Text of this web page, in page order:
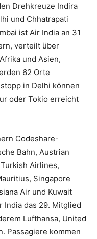
Drehkreuze Indira
und Chhatrapati
ist Air India an 31
verteilt über
und Asien,
62 Orte
in Delhi können
oder Tokio erreicht
Codeshare-
Bahn, Austrian
Airlines,
Singapore
Air und Kuwait
India das 29. Mitglied
Lufthansa, United
Passagiere kommen